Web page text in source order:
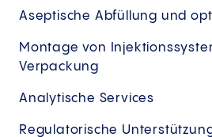
Aseptische Abfüllung und
Montage von
Verpackung
Analytische Services
Regulatorische